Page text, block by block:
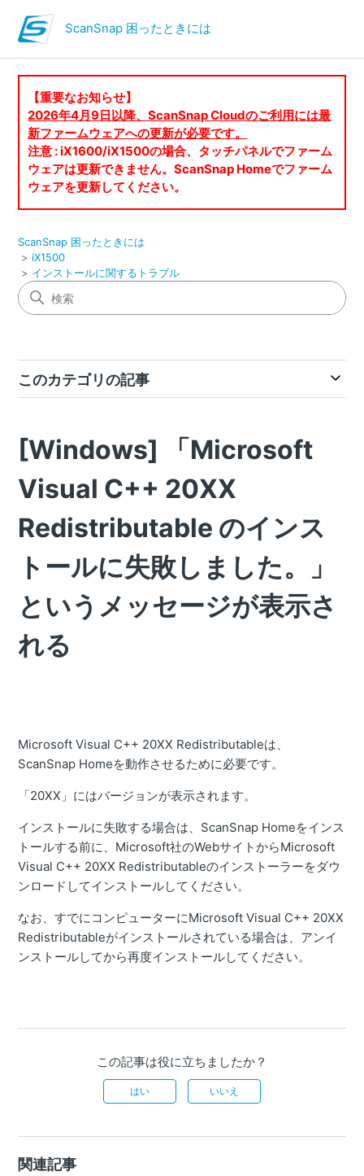
ScanSnap 困ったときには
【重要なお知らせ】
2026年4月9日以降、ScanSnap Cloudのご利用には最
新ファームウェアへの更新が必要です。
注意 : iX1600/iX1500の場合、タッチパネルでファーム
ウェアは更新できません。ScanSnap Homeでファーム
ウェアを更新してください。
ScanSnap 困ったときには
iX1500
インストールに関するトラブル
このカテゴリの記事
[Windows] 「Microsoft
Visual C++ 20XX
Redistributable のインス
トールに失敗しました。」
というメッセージが表示さ
れる
Microsoft Visual C++ 20XX Redistributableは、
ScanSnap Homeを動作させるために必要です。
「20XX」にはバージョンが表示されます。
インストールに失敗する場合は、ScanSnap Homeをインス
トールする前に、Microsoft社のWebサイトからMicrosoft
Visual C++ 20XX Redistributableのインストーラーをダウ
ンロードしてインストールしてください。
なお、すでにコンピューターにMicrosoft Visual C++ 20XX
Redistributableがインストールされている場合は、アンイ
ンストールしてから再度インストールしてください。
この記事は役に立ちましたか？
はい いいえ
関連記事